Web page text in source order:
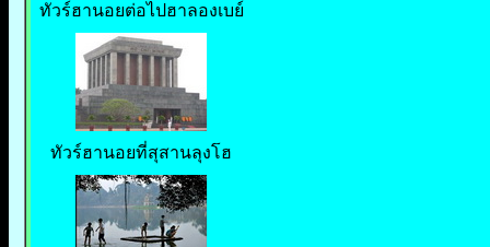
ทัวร์ฮานอยต่อไปฮาลองเบย์
ทัวร์ฮานอยที่สุสานลุงโฮ